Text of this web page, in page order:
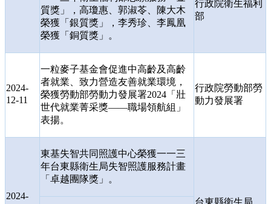
質獎」，高瓊惠、郭淑苓、陳大木
榮獲「銀質獎」，李秀珍、李鳳凰
榮獲「銅質獎」。
行政院衛生福利
部
2024-
12-11
一粒麥子基金會促進中高齡及高齡
者就業、致力營造友善就業環境，
榮獲勞動部勞動力發展署2024 「壯
世代就業菁采獎——職場領航組」
表揚。
行政院勞動部勞
動力發展署
2024-
東基失智共同照護中心榮獲一一三
年台東縣衛生局失智照護服務計畫
「卓越團隊獎」。
台東縣衛生局